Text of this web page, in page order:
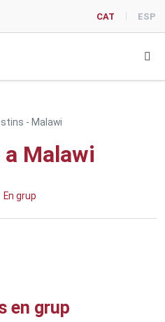
CAT ESP
- Malawi
Malawi
En grup
en grup